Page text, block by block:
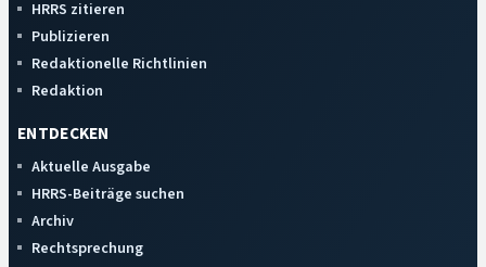
HRRS zitieren
Publizieren
Redaktionelle Richtlinien
Redaktion
ENTDECKEN
Aktuelle Ausgabe
HRRS-Beiträge suchen
Archiv
Rechtsprechung